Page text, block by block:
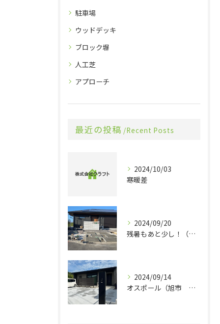
駐車場
ウッドデッキ
ブロック塀
人工芝
アプローチ
最近の投稿 Recent Posts
2024/10/03
寒暖差
2024/09/20
残暑もあと少し！（旭市 エクステリア 外構）
2024/09/14
オスポール（旭市 エクステリア 外構）